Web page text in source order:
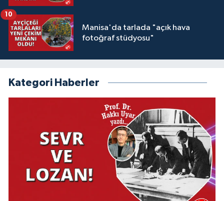
Manisa'da tarlada "açık hava
fotoğraf stüdyosu"
10
Kategori Haberler